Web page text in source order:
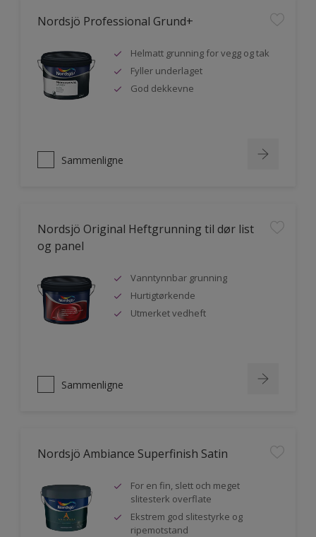
Nordsjö Professional Grund+
Helmatt grunning for vegg og tak
Fyller underlaget
God dekkevne
Sammenligne
Nordsjö Original Heftgrunning til dør list
og panel
Vanntynnbar grunning
Hurtigtørkende
Utmerket vedheft
Sammenligne
Nordsjö Ambiance Superfinish Satin
For en fin, slett och meget
slitesterk overflate
Ekstrem god slitestyrke og
ripemotstand